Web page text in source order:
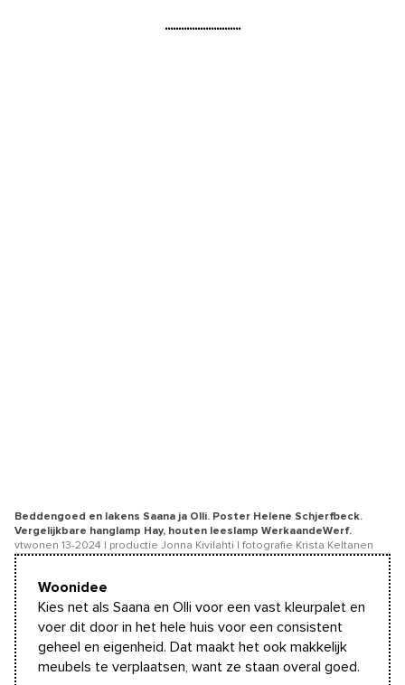
Beddengoed en lakens Saana ja Olli. Poster Helene Schjerfbeck.
Vergelijkbare hanglamp Hay, houten leeslamp WerkaandeWerf.
vtwonen 13-2024 | productie Jonna Kivilahti | fotografie Krista Keltanen
Woonidee
Kies net als Saana en Olli voor een vast kleurpalet en
voer dit door in het hele huis voor een consistent
geheel en eigenheid. Dat maakt het ook makkelijk
meubels te verplaatsen, want ze staan overal goed.